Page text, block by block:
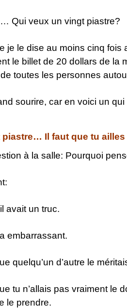
Qui veux un vingt piastre?
je le dise au moins cinq fois
le billet de 20 dollars de la
toutes les personnes
sourire, car en voici un
Il faut que tu ailles
à la salle: Pourquoi
un truc.
d’autre le
n’allais pas vraiment le
le prendre.